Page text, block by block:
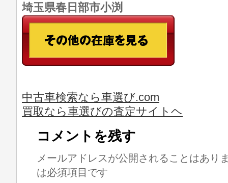
埼玉県春日部市小渕
中古車検索なら車選び.com
買取なら車選びの査定サイトヘ
コメントを残す
メールアドレスが公開されることはあり
は必須項目です